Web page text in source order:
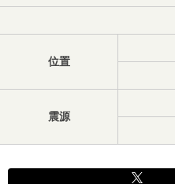
位置
震源